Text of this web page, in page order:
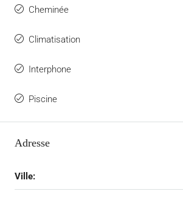
Cheminée
Climatisation
Interphone
Piscine
Adresse
Ville: